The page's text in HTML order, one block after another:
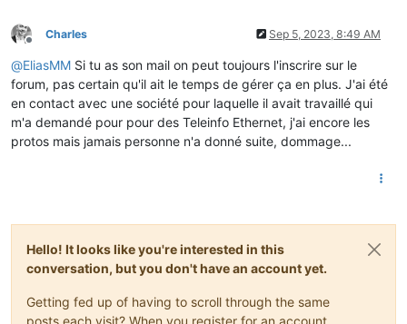
Offline
Charles Sep 5, 2023, 8:49 AM
@EliasMM Si tu as son mail on peut toujours l'inscrire sur le
forum, pas certain qu'il ait le temps de gérer ça en plus. J'ai été
en contact avec une société pour laquelle il avait travaillé qui
m'a demandé pour pour des Teleinfo Ethernet, j'ai encore les
protos mais jamais personne n'a donné suite, dommage...
Hello! It looks like you're interested in this
conversation, but you don't have an account yet.
Getting fed up of having to scroll through the same
posts each visit? When you register for an account,